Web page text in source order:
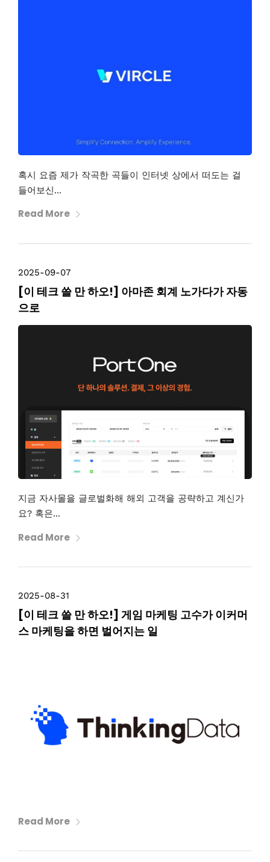
혹시 요즘 제가 작곡한 곡들이 인터넷 상에서 떠도는 걸
들어보신...
Read More
2025-09-07
[이 테크 쓸 만 하오!] 아마존 회계 노가다가 자동
으로
지금 자사몰을 글로벌화해 해외 고객을 공략하고 계신가
요? 혹은...
Read More
2025-08-31
[이 테크 쓸 만 하오!] 게임 마케팅 고수가 이커머
스 마케팅을 하면 벌어지는 일
Read More